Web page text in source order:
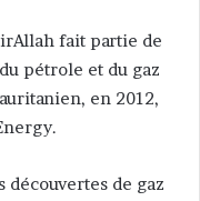
fait partie de
pétrole et du gaz
en 2012,
découvertes de gaz